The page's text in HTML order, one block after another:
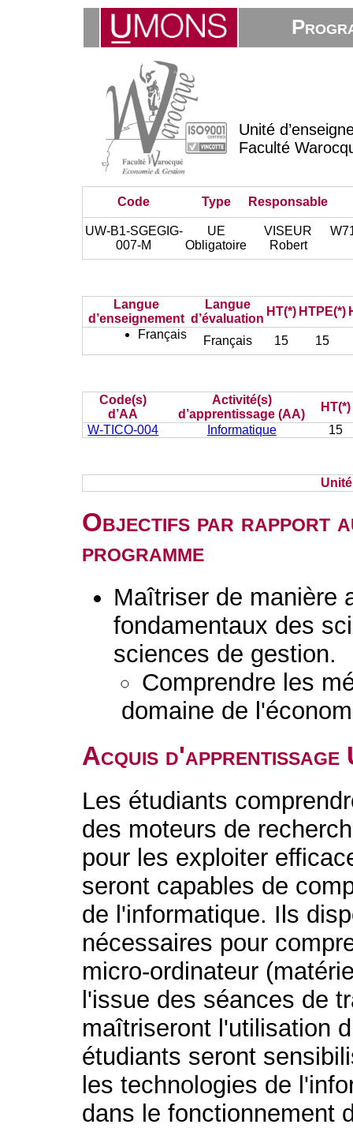
Unité
Faculté
Code Type Responsable
UW-B1-SGEGIG-
007-M
UE
Obligatoire
VISEUR
Robert
Langue
d’enseignement
Langue
d’évaluation
HT(*) HTPE(*)
Français
Français 15 15
Code(s)
d’AA
Activité(s)
d’apprentissage (AA)
HT(*)
W-TICO-004
Informatique 15
Objectifs par rapport
programme
Maîtriser de manière
fondamentaux des
sciences de gestion.
Comprendre les
domaine de
Acquis d'apprentissage
Les étudiants
des moteurs de
pour les exploiter
seront capables de
de l'informatique. Ils
nécessaires pour
micro-ordinateur
l'issue des séances de
maîtriseront l'utilisation
étudiants seront
les technologies de
dans le fonctionnement